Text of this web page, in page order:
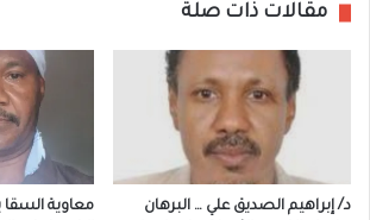
مقالات ذات صلة
د/ إبراهيم الصديق علي … البرهان
معاوية السقا